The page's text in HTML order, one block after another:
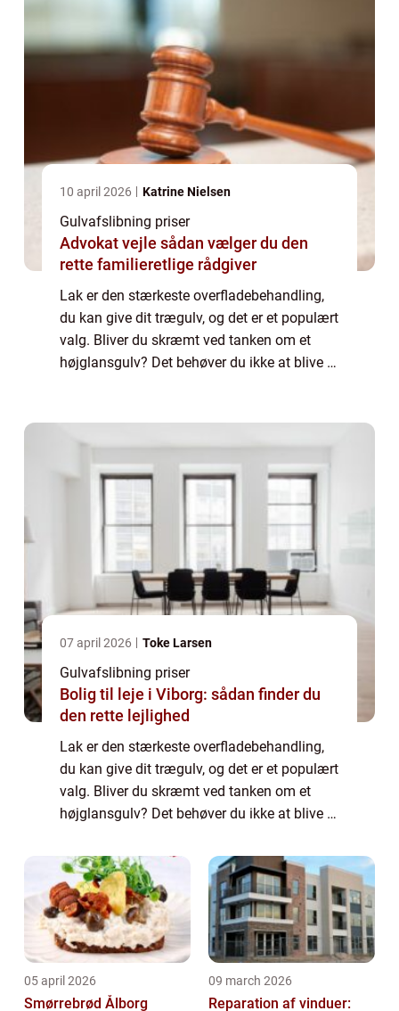
10 april 2026 Katrine Nielsen
Gulvafslibning priser
Advokat vejle sådan vælger du den
rette familieretlige rådgiver
Lak er den stærkeste overfladebehandling,
du kan give dit trægulv, og det er et populært
valg. Bliver du skræmt ved tanken om et
højglansgulv? Det behøver du ikke at blive –
07 april 2026 Toke Larsen
Gulvafslibning priser
Bolig til leje i Viborg: sådan finder du
den rette lejlighed
Lak er den stærkeste overfladebehandling,
du kan give dit trægulv, og det er et populært
valg. Bliver du skræmt ved tanken om et
højglansgulv? Det behøver du ikke at blive –
05 april 2026
Smørrebrød Ålborg
09 march 2026
Reparation af vinduer: